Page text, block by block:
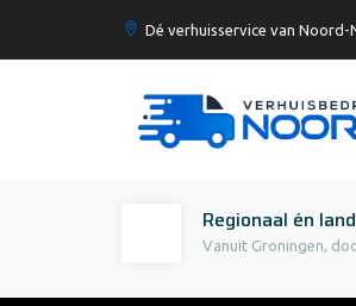
Dé verhuisservice van Noord-
Regionaal én
Vanuit Groningen,